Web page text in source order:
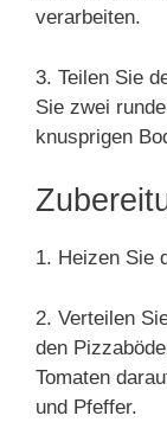
verarbeiten.
3. Teilen Sie
Sie zwei
knusprigen
1. Heizen Sie
2. Verteilen
den
Tomaten
und Pfeffer.